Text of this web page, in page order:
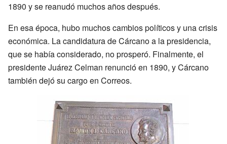
1890 y se reanudó muchos años después.
En esa época, hubo muchos cambios políticos y una crisis
económica. La candidatura de Cárcano a la presidencia,
que se había considerado, no prosperó. Finalmente, el
presidente Juárez Celman renunció en 1890, y Cárcano
también dejó su cargo en Correos.